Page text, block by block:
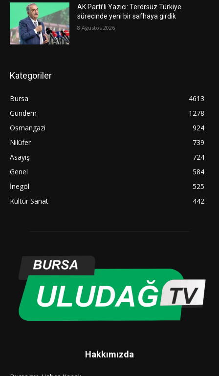
AK Parti’li Yazıcı: Terörsüz Türkiye
sürecinde yeni bir safhaya girdik
8 Ağustos 2026
Kategoriler
Bursa
4613
Gündem
1278
Osmangazi
924
Nilüfer
739
Asayiş
724
Genel
584
İnegöl
525
Kültür Sanat
442
Hakkımızda